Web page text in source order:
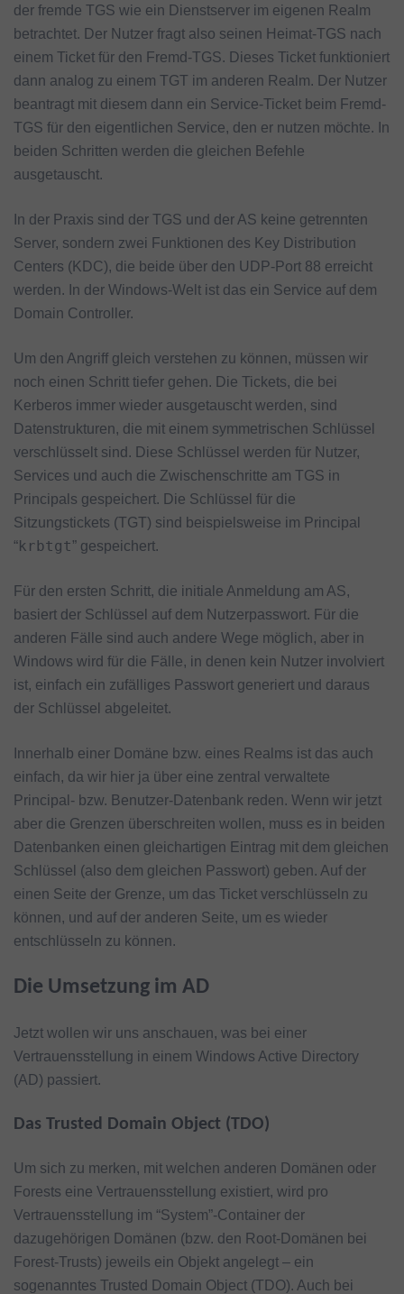
der fremde TGS wie ein Dienstserver im eigenen Realm
betrachtet. Der Nutzer fragt also seinen Heimat-TGS nach
einem Ticket für den Fremd-TGS. Dieses Ticket funktioniert
dann analog zu einem TGT im anderen Realm. Der Nutzer
beantragt mit diesem dann ein Service-Ticket beim Fremd-
TGS für den eigentlichen Service, den er nutzen möchte. In
beiden Schritten werden die gleichen Befehle
ausgetauscht.
In der Praxis sind der TGS und der AS keine getrennten
Server, sondern zwei Funktionen des Key Distribution
Centers (KDC), die beide über den UDP-Port 88 erreicht
werden. In der Windows-Welt ist das ein Service auf dem
Domain Controller.
Um den Angriff gleich verstehen zu können, müssen wir
noch einen Schritt tiefer gehen. Die Tickets, die bei
Kerberos immer wieder ausgetauscht werden, sind
Datenstrukturen, die mit einem symmetrischen Schlüssel
verschlüsselt sind. Diese Schlüssel werden für Nutzer,
Services und auch die Zwischenschritte am TGS in
Principals gespeichert. Die Schlüssel für die
Sitzungstickets (TGT) sind beispielsweise im Principal
“krbtgt” gespeichert.
Für den ersten Schritt, die initiale Anmeldung am AS,
basiert der Schlüssel auf dem Nutzerpasswort. Für die
anderen Fälle sind auch andere Wege möglich, aber in
Windows wird für die Fälle, in denen kein Nutzer involviert
ist, einfach ein zufälliges Passwort generiert und daraus
der Schlüssel abgeleitet.
Innerhalb einer Domäne bzw. eines Realms ist das auch
einfach, da wir hier ja über eine zentral verwaltete
Principal- bzw. Benutzer-Datenbank reden. Wenn wir jetzt
aber die Grenzen überschreiten wollen, muss es in beiden
Datenbanken einen gleichartigen Eintrag mit dem gleichen
Schlüssel (also dem gleichen Passwort) geben. Auf der
einen Seite der Grenze, um das Ticket verschlüsseln zu
können, und auf der anderen Seite, um es wieder
entschlüsseln zu können.
Die Umsetzung im AD
Jetzt wollen wir uns anschauen, was bei einer
Vertrauensstellung in einem Windows Active Directory
(AD) passiert.
Das Trusted Domain Object (TDO)
Um sich zu merken, mit welchen anderen Domänen oder
Forests eine Vertrauensstellung existiert, wird pro
Vertrauensstellung im “System”-Container der
dazugehörigen Domänen (bzw. den Root-Domänen bei
Forest-Trusts) jeweils ein Objekt angelegt – ein
sogenanntes Trusted Domain Object (TDO). Auch bei